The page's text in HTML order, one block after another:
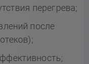
перегрева;
после